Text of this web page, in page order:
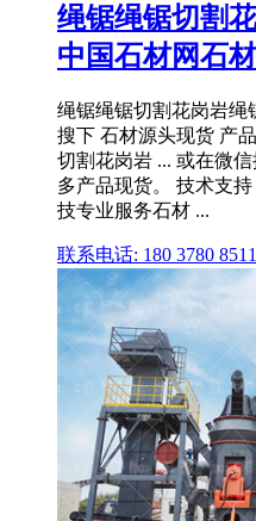
绳锯绳锯切割
中国石材网石
绳锯绳锯切割花岗岩绳
搜下 石材源头现货 产
切割花岗岩 ... 或在微
多产品现货。 技术支
技专业服务石材 ...
联系电话: 180 3780 8511